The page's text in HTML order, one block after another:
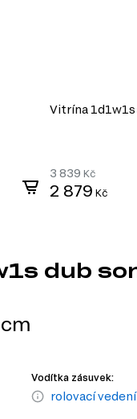
Vitrína
3 839 Kč
2 879 Kč
dub
Vodítka zásuvek:
rolovací vedení